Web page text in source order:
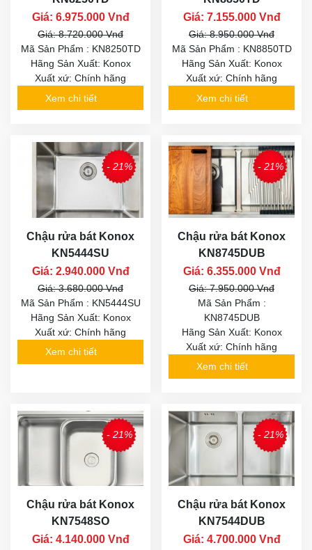
Giá: 6.975.000 Vnđ
Giá: 8.720.000 Vnđ
Mã Sản Phẩm : KN8250TD
Hãng Sản Xuất: Konox
Xuất xứ: Chính hãng
Xem chi tiết
Giá: 7.155.000 Vnđ
Giá: 8.950.000 Vnđ
Mã Sản Phẩm : KN8850TD
Hãng Sản Xuất: Konox
Xuất xứ: Chính hãng
Xem chi tiết
- 21%
Chậu rửa bát Konox
KN5444SU
Giá: 2.940.000 Vnđ
Giá: 3.680.000 Vnđ
Mã Sản Phẩm : KN5444SU
Hãng Sản Xuất: Konox
Xuất xứ: Chính hãng
Xem chi tiết
- 21%
Chậu rửa bát Konox
KN8745DUB
Giá: 6.355.000 Vnđ
Giá: 7.950.000 Vnđ
Mã Sản Phẩm :
KN8745DUB
Hãng Sản Xuất: Konox
Xuất xứ: Chính hãng
Xem chi tiết
- 21%
Chậu rửa bát Konox
KN7548SO
Giá: 4.140.000 Vnđ
- 21%
Chậu rửa bát Konox
KN7544DUB
Giá: 4.700.000 Vnđ